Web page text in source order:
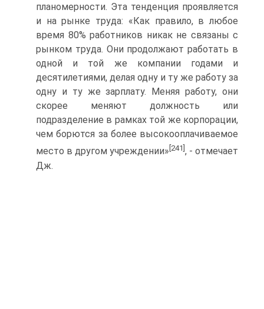
планомерности. Эта тенденция проявляется
и на рынке труда: «Как правило, в любое
время 80% работников никак не связаны с
рынком труда. Они продолжают работать в
одной и той же компании годами и
десятилетиями, делая одну и ту же работу за
одну и ту же зарплату. Меняя работу, они
скорее меняют должность или
подразделение в рамках той же корпорации,
чем борются за более высокооплачиваемое
место в другом учреждении» [241] , - отмечает
Дж.